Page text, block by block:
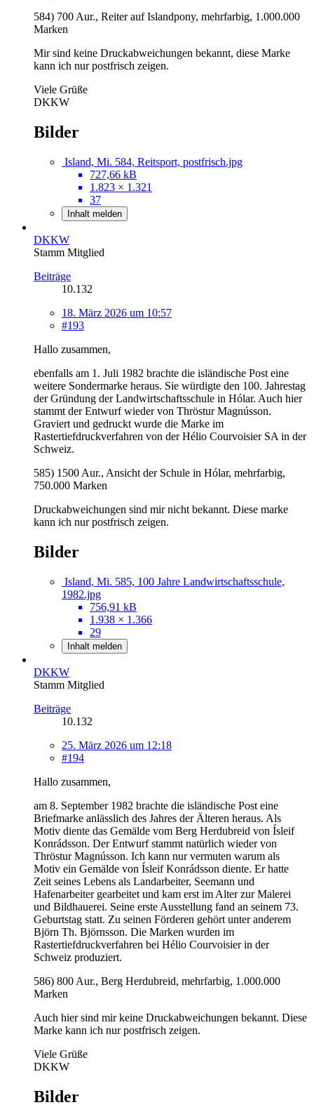
584) 700 Aur., Reiter auf Islandpony, mehrfarbig, 1.000.000
Marken
Mir sind keine Druckabweichungen bekannt, diese Marke
kann ich nur postfrisch zeigen.
Viele Grüße
DKKW
Bilder
Island, Mi. 584, Reitsport, postfrisch.jpg
727,66 kB
1.823 × 1.321
37
Inhalt melden
DKKW
Stamm Mitglied
Beiträge
10.132
18. März 2026 um 10:57
#193
Hallo zusammen,
ebenfalls am 1. Juli 1982 brachte die isländische Post eine
weitere Sondermarke heraus. Sie würdigte den 100. Jahrestag
der Gründung der Landwirtschaftsschule in Hólar. Auch hier
stammt der Entwurf wieder von Thröstur Magnússon.
Graviert und gedruckt wurde die Marke im
Rastertiefdruckverfahren von der Hélio Courvoisier SA in der
Schweiz.
585) 1500 Aur., Ansicht der Schule in Hólar, mehrfarbig,
750.000 Marken
Druckabweichungen sind mir nicht bekannt. Diese marke
kann ich nur postfrisch zeigen.
Bilder
Island, Mi. 585, 100 Jahre Landwirtschaftsschule,
1982.jpg
756,91 kB
1.938 × 1.366
29
Inhalt melden
DKKW
Stamm Mitglied
Beiträge
10.132
25. März 2026 um 12:18
#194
Hallo zusammen,
am 8. September 1982 brachte die isländische Post eine
Briefmarke anlässlich des Jahres der Älteren heraus. Als
Motiv diente das Gemälde vom Berg Herdubreid von Ísleif
Konrádsson. Der Entwurf stammt natürlich wieder von
Thröstur Magnússon. Ich kann nur vermuten warum als
Motiv ein Gemälde von Ísleif Konrádsson diente. Er hatte
Zeit seines Lebens als Landarbeiter, Seemann und
Hafenarbeiter gearbeitet und kam erst im Alter zur Malerei
und Bildhauerei. Seine erste Ausstellung fand an seinem 73.
Geburtstag statt. Zu seinen Förderen gehört unter anderem
Björn Th. Björnsson. Die Marken wurden im
Rastertiefdruckverfahren bei Hélio Courvoisier in der
Schweiz produziert.
586) 800 Aur., Berg Herdubreid, mehrfarbig, 1.000.000
Marken
Auch hier sind mir keine Druckabweichungen bekannt. Diese
Marke kann ich nur postfrisch zeigen.
Viele Grüße
DKKW
Bilder